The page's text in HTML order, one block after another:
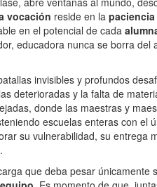
vocación reside en la paciencia
en el potencial de cada
educadora nunca se borra del
invisibles y profundos
deterioradas y la falta de
donde las maestras y
escuelas enteras con el
su vulnerabilidad, su entrega
que deba pesar únicamente